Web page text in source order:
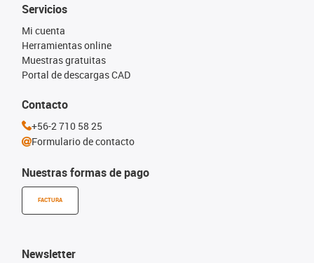
Nuestras formas de pago
FACTURA
Servicios
Mi cuenta
Herramientas online
Muestras gratuitas
Portal de descargas CAD
Newsletter
Contacto
+56-2 710 58 25
Formulario de contacto